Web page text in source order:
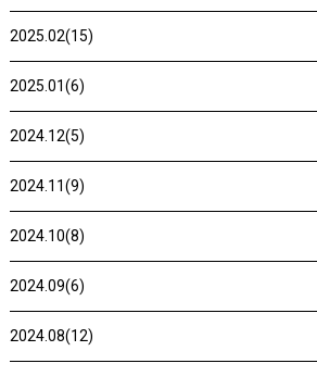
2025.02(15)
2025.01(6)
2024.12(5)
2024.11(9)
2024.10(8)
2024.09(6)
2024.08(12)